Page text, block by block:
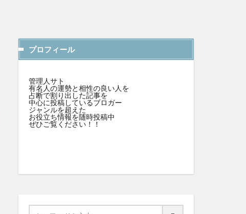
プロフィール
管理人サト
有名人の運勢と相性の良い人を
占断で割り出した記事を
中心に投稿しているブロガー
ジャンルを超えた
お役立ち情報を随時投稿中
ぜひご覧ください！！